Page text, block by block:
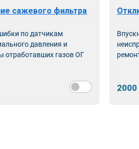
сажевого фильтра
по датчикам
давления и
отработавших газов ОГ